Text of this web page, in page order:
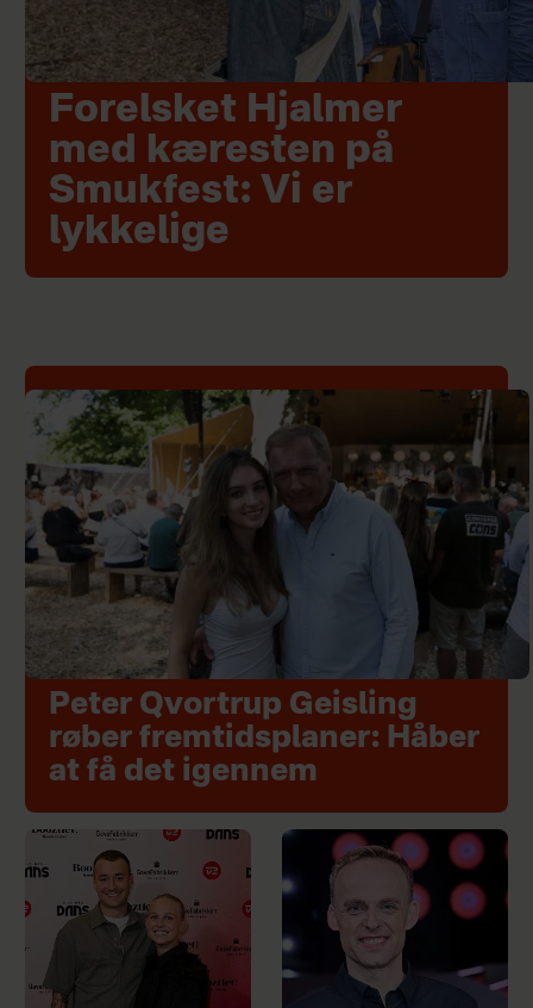
Forelsket Hjalmer
med kæresten på
Smukfest: Vi er
lykkelige
Peter Qvortrup Geisling
røber fremtidsplaner: Håber
at få det igennem